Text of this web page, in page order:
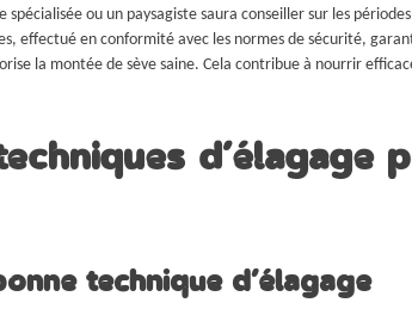
spécialisée ou un paysagiste saura conseiller sur les
effectué en conformité avec les normes de sécurité,
la montée de sève saine. Cela contribue à nourrir
d’élagage
technique d’élagage